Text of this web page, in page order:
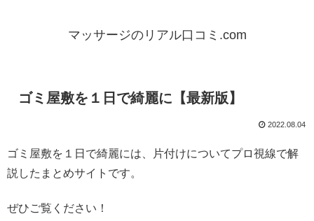
マッサージのリアル口コミ.com
ゴミ屋敷を１日で綺麗に【最新版】
2022.08.04
ゴミ屋敷を１日で綺麗には、片付けについてプロ視線で解
説したまとめサイトです。
ぜひご覧ください！